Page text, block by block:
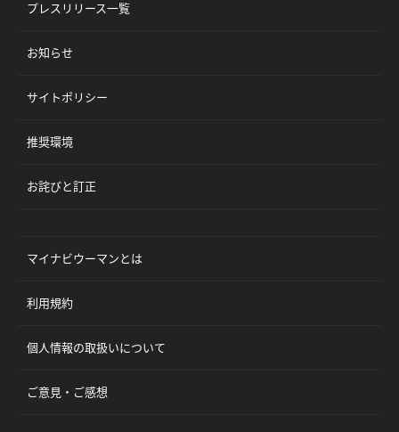
プレスリリース一覧
お知らせ
サイトポリシー
推奨環境
お詫びと訂正
マイナビウーマンとは
利用規約
個人情報の取扱いについて
ご意見・ご感想